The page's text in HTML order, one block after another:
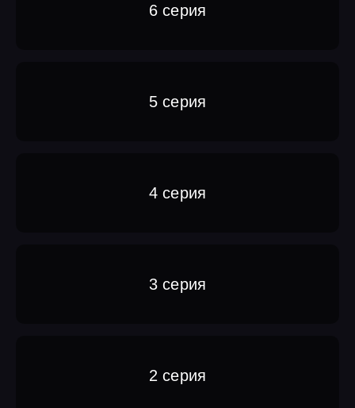
6 серия
5 серия
4 серия
3 серия
2 серия